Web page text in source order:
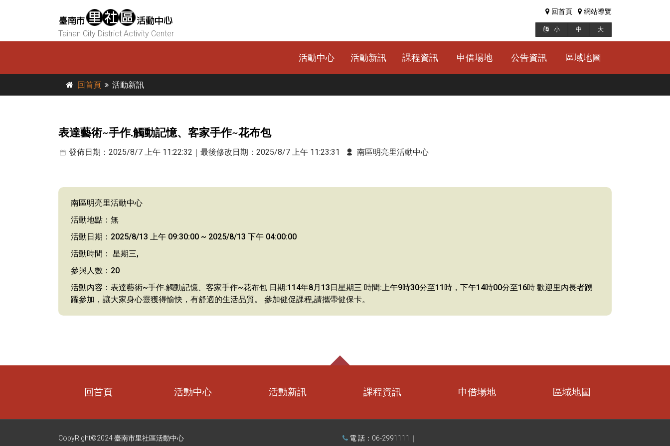
Tainan City District Activity Center
回首頁 網站導覽
小 中 大
活動中心 活動新訊 課程資訊 申借場地 公告資訊 區域地圖
回首頁 活動新訊
表達藝術~手作.觸動記憶、客家手作~花布包
發佈日期：2025/8/7 上午 11:22:32｜最後修改日期：2025/8/7 上午 11:23:31 南區明亮里活動中心
南區明亮里活動中心
活動地點：無
活動日期：2025/8/13 上午 09:30:00 ~ 2025/8/13 下午 04:00:00
活動時間： 星期三,
參與人數：20
活動內容：表達藝術~手作.觸動記憶、客家手作~花布包 日期:114年8月13日星期三 時間:上午9時30分至11時，下午14時00分至16時 歡迎里內長者踴
躍參加，讓大家身心靈獲得愉快，有舒適的生活品質。 參加健促課程,請攜帶健保卡。
回首頁 活動中心 活動新訊 課程資訊 申借場地 區域地圖
CopyRight©2024 臺南市里社區活動中心 電 話：06-2991111｜